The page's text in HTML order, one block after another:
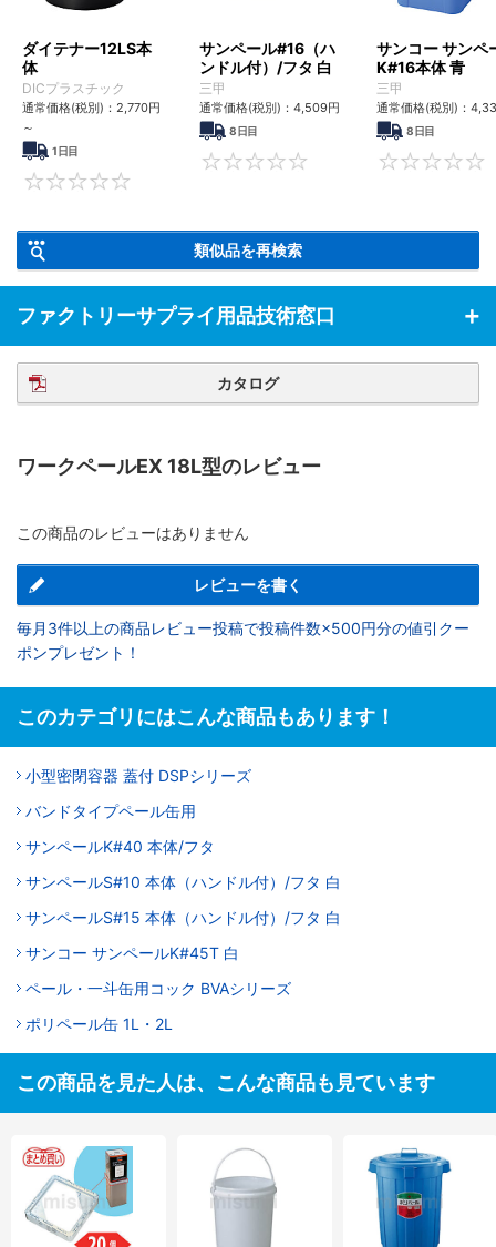
ダイテナー12LS本
体
DICプラスチック
通常価格(税別)： 2,770円
～
1日目
サンペール#16（ハ
ンドル付）/フタ 白
三甲
通常価格(税別)： 4,509円
8日目
0
サンコー サンペ
K#16本体 青
三甲
通常価格(税別)：
8日目
類似品を再検索
ファクトリーサプライ用品技術窓口
カタログ
ワークペールEX 18L型のレビュー
この商品のレビューはありません
レビューを書く
毎月3件以上の商品レビュー投稿で投稿件数×500円分の値引クー
ポンプレゼント！
このカテゴリにはこんな商品もあります！
小型密閉容器 蓋付 DSPシリーズ
バンドタイプペール缶用
サンペールK#40 本体/フタ
サンペールS#10 本体（ハンドル付）/フタ 白
サンペールS#15 本体（ハンドル付）/フタ 白
サンコー サンペールK#45T 白
ペール・一斗缶用コック BVAシリーズ
ポリペール缶 1L・2L
この商品を見た人は、こんな商品も見ています